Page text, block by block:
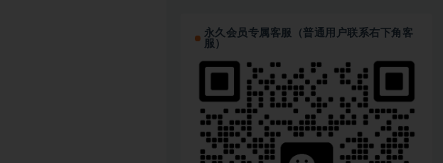
永久会员专属客服（普通用户联系右下角客
服）